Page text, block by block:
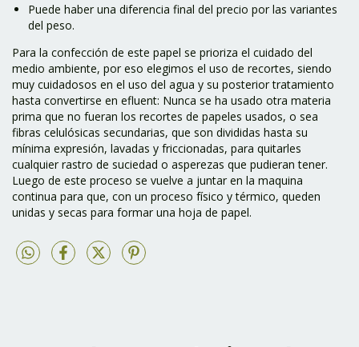
Puede haber una diferencia final del precio por las variantes
del peso.
Para la confección de este papel se prioriza el cuidado del
medio ambiente, por eso elegimos el uso de recortes, siendo
muy cuidadosos en el uso del agua y su posterior tratamiento
hasta convertirse en efluent: Nunca se ha usado otra materia
prima que no fueran los recortes de papeles usados, o sea
fibras celulósicas secundarias, que son divididas hasta su
mínima expresión, lavadas y friccionadas, para quitarles
cualquier rastro de suciedad o asperezas que pudieran tener.
Luego de este proceso se vuelve a juntar en la maquina
continua para que, con un proceso físico y térmico, queden
unidas y secas para formar una hoja de papel.